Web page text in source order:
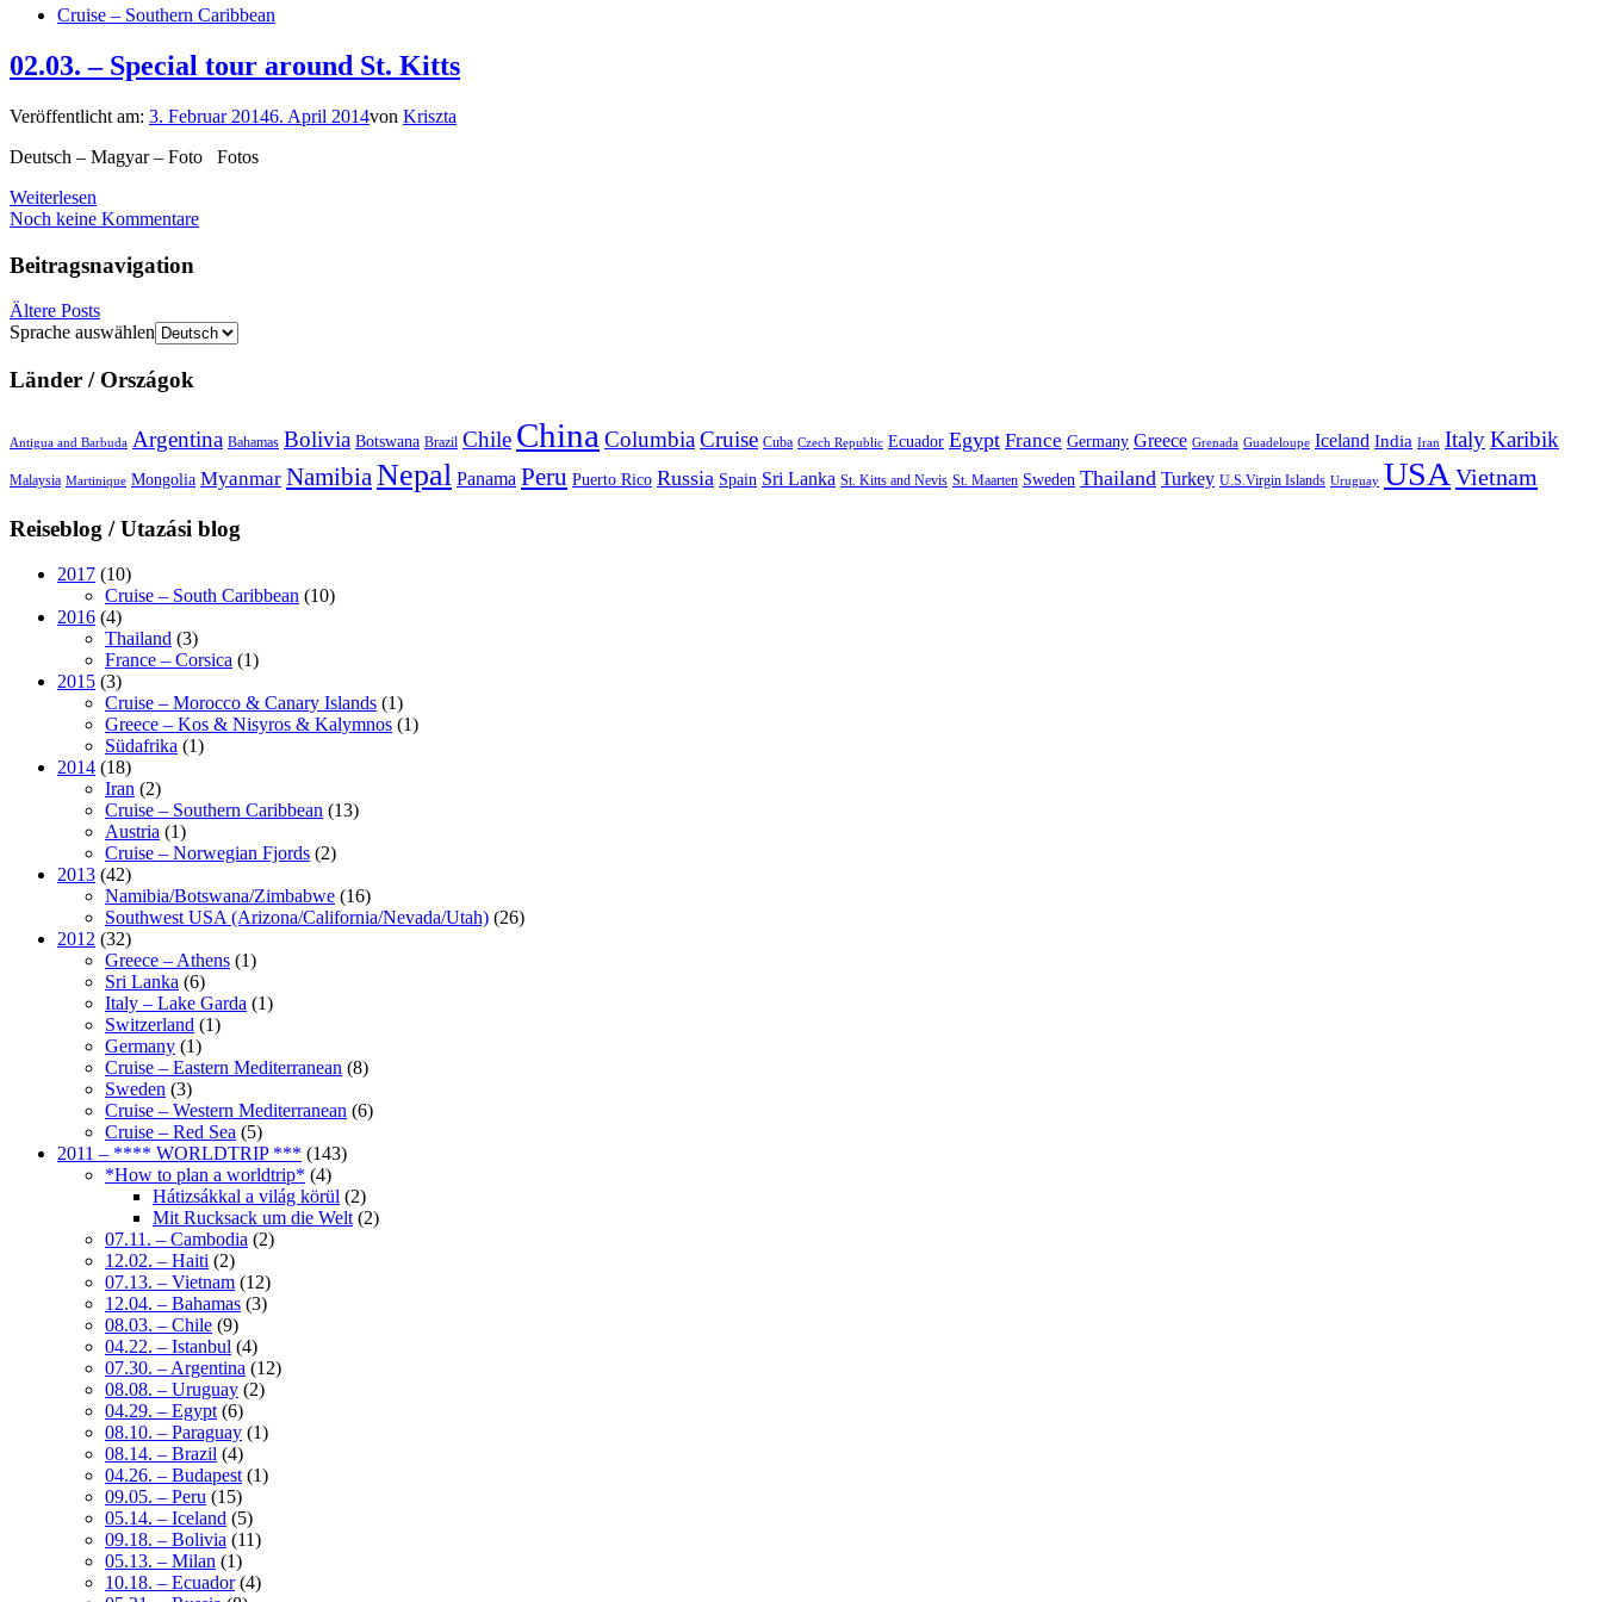
Cruise – Southern Caribbean
02.03. – Special tour around St. Kitts
Veröffentlicht am: 3. Februar 20146. April 2014von Kriszta
Deutsch – Magyar – Foto Fotos
Weiterlesen
Noch keine Kommentare
Beitragsnavigation
Ältere Posts
Sprache auswählen
Länder / Országok
Antigua and Barbuda Argentina Bahamas Bolivia Botswana Brazil Chile China ColumbiaCruise Cuba Czech Republic Ecuador Egypt France Germany Greece Grenada Guadeloupe Iceland India Iran ItalyKaribik
Malaysia Martinique Mongolia Myanmar NamibiaNepal Panama Peru Puerto Rico Russia Spain Sri Lanka St. Kitts and Nevis St. Maarten Sweden Thailand Turkey U.S.Virgin Islands Uruguay USA Vietnam
Reiseblog / Utazási blog
2017 (10)
Cruise – South Caribbean (10)
2016 (4)
Thailand (3)
France – Corsica (1)
2015 (3)
Cruise – Morocco & Canary Islands (1)
Greece – Kos & Nisyros & Kalymnos (1)
Südafrika (1)
2014 (18)
Iran (2)
Cruise – Southern Caribbean (13)
Austria (1)
Cruise – Norwegian Fjords (2)
2013 (42)
Namibia/Botswana/Zimbabwe (16)
Southwest USA (Arizona/California/Nevada/Utah) (26)
2012 (32)
Greece – Athens (1)
Sri Lanka (6)
Italy – Lake Garda (1)
Switzerland (1)
Germany (1)
Cruise – Eastern Mediterranean (8)
Sweden (3)
Cruise – Western Mediterranean (6)
Cruise – Red Sea (5)
2011 – **** WORLDTRIP *** (143)
*How to plan a worldtrip* (4)
Hátizsákkal a világ körül (2)
Mit Rucksack um die Welt (2)
07.11. – Cambodia (2)
12.02. – Haiti (2)
07.13. – Vietnam (12)
12.04. – Bahamas (3)
08.03. – Chile (9)
04.22. – Istanbul (4)
07.30. – Argentina (12)
08.08. – Uruguay (2)
04.29. – Egypt (6)
08.10. – Paraguay (1)
08.14. – Brazil (4)
04.26. – Budapest (1)
09.05. – Peru (15)
05.14. – Iceland (5)
09.18. – Bolivia (11)
05.13. – Milan (1)
10.18. – Ecuador(4)